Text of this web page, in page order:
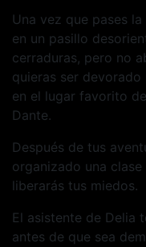
Una vez que pases
en un pasillo
cerraduras, pero no
quieras ser
en el lugar favorito
Dante.
Después de tus
organizado una
liberarás tus miedos.
El asistente de Delia
antes de que sea